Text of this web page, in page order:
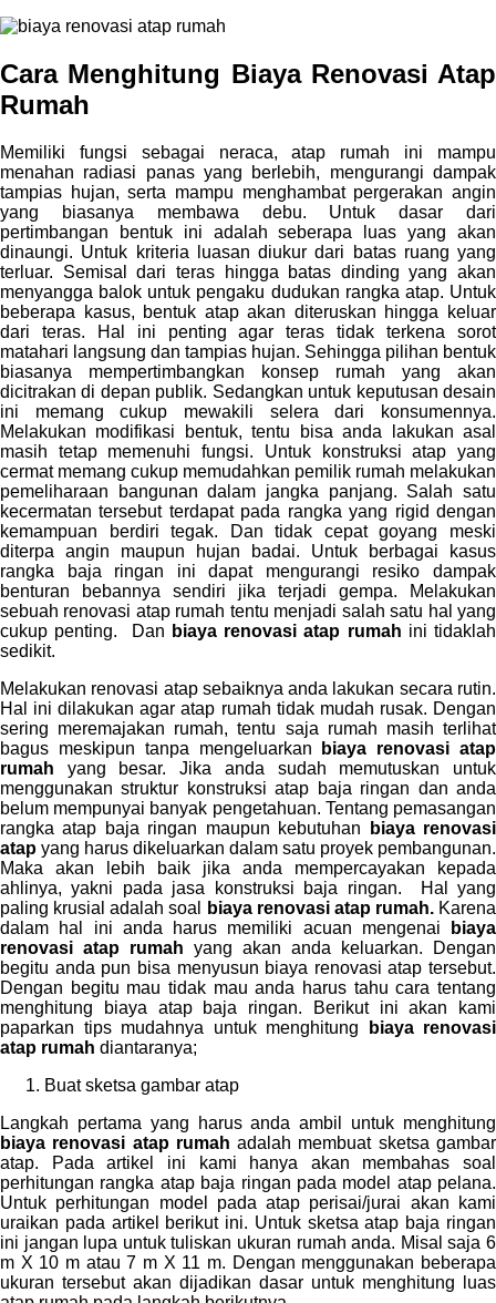
Cara Menghitung Biaya Renovasi Atap
Rumah
Memiliki fungsi sebagai neraca, atap rumah ini mampu
menahan radiasi panas yang berlebih, mengurangi dampak
tampias hujan, serta mampu menghambat pergerakan angin
yang biasanya membawa debu. Untuk dasar dari
pertimbangan bentuk ini adalah seberapa luas yang akan
dinaungi. Untuk kriteria luasan diukur dari batas ruang yang
terluar. Semisal dari teras hingga batas dinding yang akan
menyangga balok untuk pengaku dudukan rangka atap. Untuk
beberapa kasus, bentuk atap akan diteruskan hingga keluar
dari teras. Hal ini penting agar teras tidak terkena sorot
matahari langsung dan tampias hujan. Sehingga pilihan bentuk
biasanya mempertimbangkan konsep rumah yang akan
dicitrakan di depan publik. Sedangkan untuk keputusan desain
ini memang cukup mewakili selera dari konsumennya.
Melakukan modifikasi bentuk, tentu bisa anda lakukan asal
masih tetap memenuhi fungsi. Untuk konstruksi atap yang
cermat memang cukup memudahkan pemilik rumah melakukan
pemeliharaan bangunan dalam jangka panjang. Salah satu
kecermatan tersebut terdapat pada rangka yang rigid dengan
kemampuan berdiri tegak. Dan tidak cepat goyang meski
diterpa angin maupun hujan badai. Untuk berbagai kasus
rangka baja ringan ini dapat mengurangi resiko dampak
benturan bebannya sendiri jika terjadi gempa. Melakukan
sebuah renovasi atap rumah tentu menjadi salah satu hal yang
cukup penting. Dan biaya renovasi atap rumah ini tidaklah
sedikit.
Melakukan renovasi atap sebaiknya anda lakukan secara rutin.
Hal ini dilakukan agar atap rumah tidak mudah rusak. Dengan
sering meremajakan rumah, tentu saja rumah masih terlihat
bagus meskipun tanpa mengeluarkan
biaya renovasi atap
rumah yang besar. Jika anda sudah memutuskan untuk
menggunakan struktur konstruksi atap baja ringan dan anda
belum mempunyai banyak pengetahuan. Tentang pemasangan
rangka atap baja ringan maupun kebutuhan
biaya renovasi
atap yang harus dikeluarkan dalam satu proyek pembangunan.
Maka akan lebih baik jika anda mempercayakan kepada
ahlinya, yakni pada jasa konstruksi baja ringan. Hal yang
paling krusial adalah soal
biaya renovasi atap rumah. Karena
dalam hal ini anda harus memiliki acuan mengenai
biaya
renovasi atap rumah yang akan anda keluarkan. Dengan
begitu anda pun bisa menyusun biaya renovasi atap tersebut.
Dengan begitu mau tidak mau anda harus tahu cara tentang
menghitung biaya atap baja ringan. Berikut ini akan kami
paparkan tips mudahnya untuk menghitung
biaya renovasi
atap rumah diantaranya;
Buat sketsa gambar atap
Langkah pertama yang harus anda ambil untuk menghitung
biaya renovasi atap rumahadalah membuat sketsa gambar
atap. Pada artikel ini kami hanya akan membahas soal
perhitungan rangka atap baja ringan pada model atap pelana.
Untuk perhitungan model pada atap perisai/jurai akan kami
uraikan pada artikel berikut ini. Untuk sketsa atap baja ringan
ini jangan lupa untuk tuliskan ukuran rumah anda. Misal saja 6
m X 10 m atau 7 m X 11 m. Dengan menggunakan beberapa
ukuran tersebut akan dijadikan dasar untuk menghitung luas